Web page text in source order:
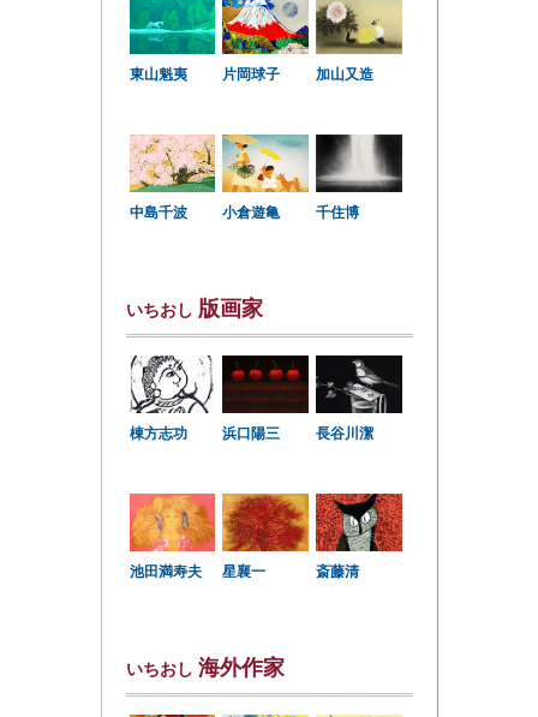
東山魁夷 片岡球子 加山又造
中島千波 小倉遊亀 千住博
いちおし 版画家
棟方志功 浜口陽三 長谷川潔
池田満寿夫 星襄一 斎藤清
いちおし 海外作家